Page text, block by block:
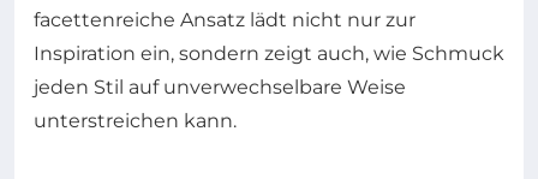
facettenreiche Ansatz lädt nicht nur zur
Inspiration ein, sondern zeigt auch, wie Schmuck
jeden Stil auf unverwechselbare Weise
unterstreichen kann.